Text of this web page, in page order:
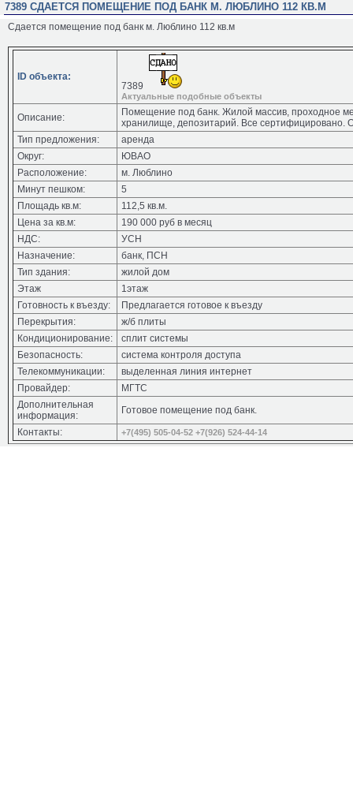
7389 СДАЕТСЯ ПОМЕЩЕНИЕ ПОД БАНК М. ЛЮБЛИНО 112 КВ.М
Сдается помещение под банк м. Люблино 112 кв.м
ID объекта:
7389
Актуальные подобные объекты
Описание:
Помещение под банк. Жилой массив, проходное
хранилище, депозитарий. Все сертифицировано.
Тип предложения:
аренда
Округ:
ЮВАО
Расположение:
м. Люблино
Минут пешком:
5
Площадь кв.м:
112,5 кв.м.
Цена за кв.м:
190 000 руб в месяц
НДС:
УСН
Назначение:
банк, ПСН
Тип здания:
жилой дом
Этаж
1этаж
Готовность к въезду:
Предлагается готовое к въезду
Перекрытия:
ж/б плиты
Кондиционирование:
сплит системы
Безопасность:
система контроля доступа
Телекоммуникации:
выделенная линия интернет
Провайдер:
МГТС
Дополнительная
информация:
Готовое помещение под банк.
Контакты:
+7(495) 505-04-52 +7(926) 524-44-14